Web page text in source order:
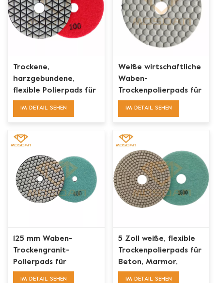
Trockene,
harzgebundene,
flexible Polierpads für
Marmor, Granit und
IM DETAIL SEHEN
Weiße wirtschaftliche
Waben-
Trockenpolierpads für
Granitmarmor
IM DETAIL SEHEN
125 mm Waben-
Trockengranit-
Polierpads für
Winkelschleifer
IM DETAIL SEHEN
5 Zoll weiße, flexible
Trockenpolierpads für
Beton, Marmor,
Granit
IM DETAIL SEHEN